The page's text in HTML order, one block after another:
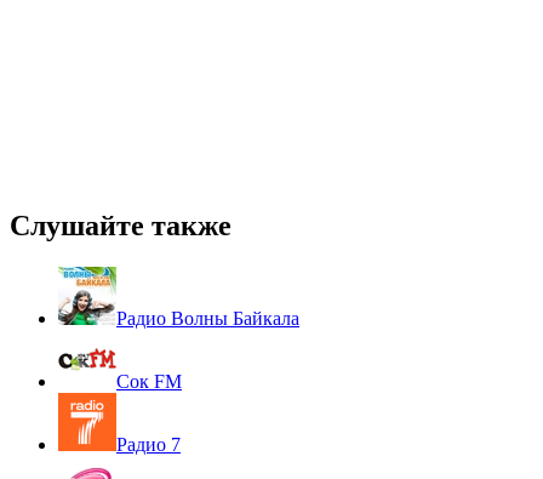
Слушайте также
Радио Волны Байкала
Сок FM
Радио 7